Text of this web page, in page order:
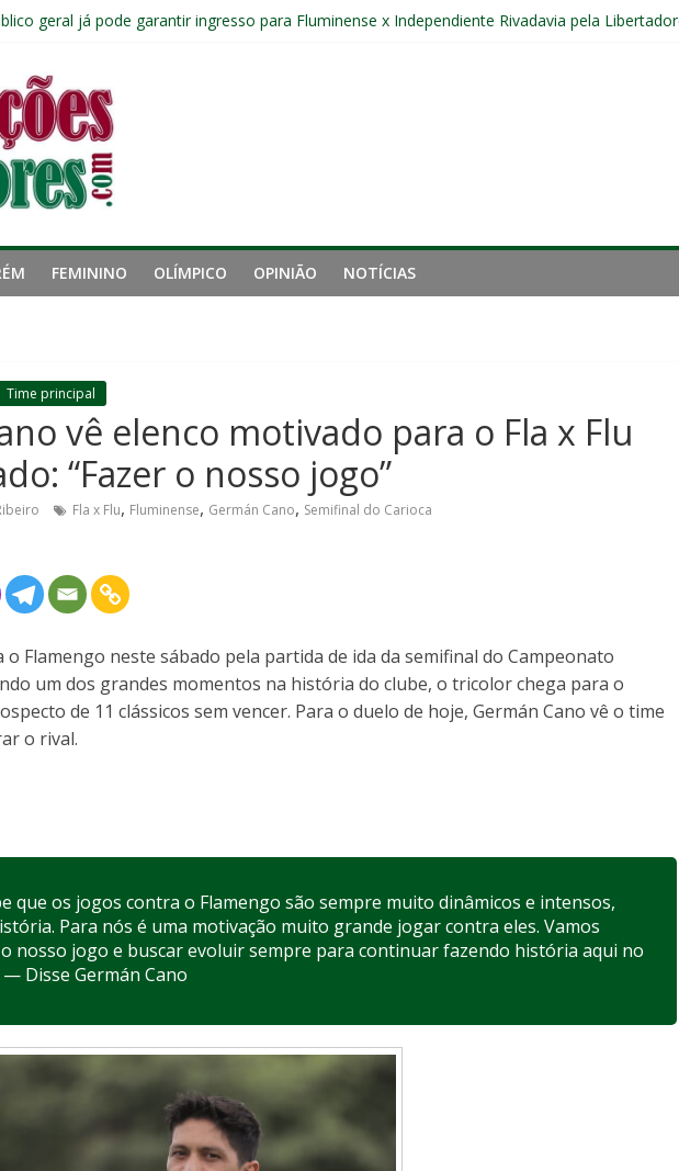
fortes adiam clássico entre Fluminense e Botafogo pelo Campeonato Brasileiro Feminino
Kennedy tem lesão no ligamento cruzado do joelho direito confirmada pelo Fluminense e
chega ao prazo final da Libertadores com apenas duas contratações e sete saídas no
FEMININO OLÍMPICO OPINIÃO NOTÍCIAS
Time principal
vê elenco motivado para o Fla x Flu
“Fazer o nosso jogo”
Fla x Flu, Fluminense, Germán Cano, Semifinal do Carioca
o Flamengo neste sábado pela partida de ida da semifinal do Campeonato
um dos grandes momentos na história do clube, o tricolor chega para o
de 11 clássicos sem vencer. Para o duelo de hoje, Germán Cano vê o time
o rival.
que os jogos contra o Flamengo são sempre muito dinâmicos e intensos,
Para nós é uma motivação muito grande jogar contra eles. Vamos
nosso jogo e buscar evoluir sempre para continuar fazendo história aqui no
— Disse Germán Cano